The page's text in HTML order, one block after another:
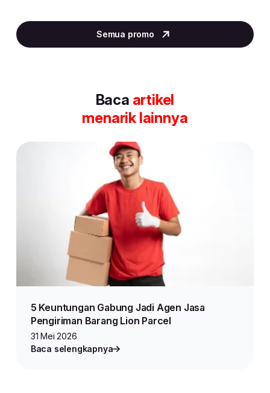
2
of
Semua promo
Baca artikel
menarik lainnya
5 Keuntungan Gabung Jadi Agen Jasa
Pengiriman Barang Lion Parcel
31 Mei 2026
Baca selengkapnya